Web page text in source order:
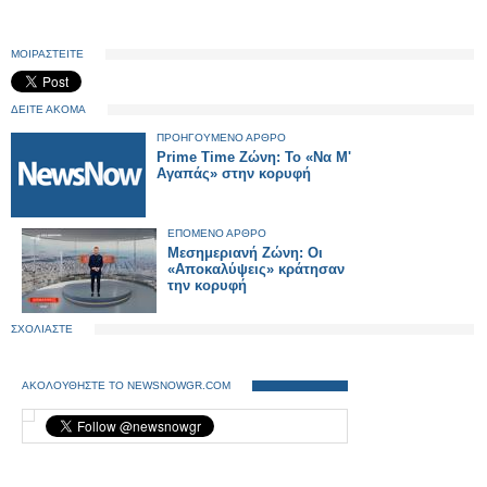
ΜΟΙΡΑΣΤΕΙΤΕ
ΔΕΙΤΕ ΑΚΟΜΑ
ΠΡΟΗΓΟΥΜΕΝΟ ΑΡΘΡΟ
Prime Time Ζώνη: Το «Να Μ'
Αγαπάς» στην κορυφή
ΕΠΟΜΕΝΟ ΑΡΘΡΟ
Μεσημεριανή Ζώνη: Οι
«Αποκαλύψεις» κράτησαν
την κορυφή
ΣΧΟΛΙΑΣΤΕ
ΑΚΟΛΟΥΘΗΣΤΕ ΤΟ NEWSNOWGR.COM